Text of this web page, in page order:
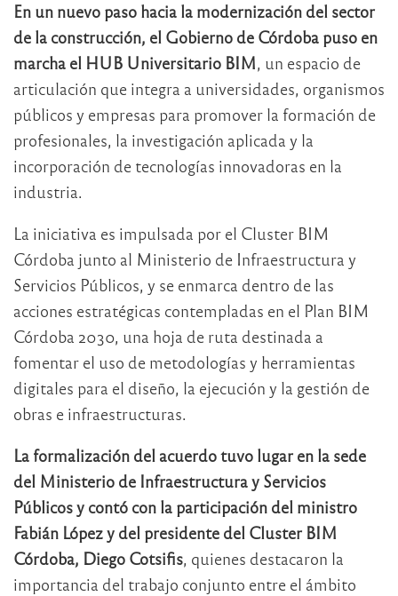
En un nuevo paso hacia la modernización del sector
de la construcción, el Gobierno de Córdoba puso en
marcha el HUB Universitario BIM, un espacio de
articulación que integra a universidades, organismos
públicos y empresas para promover la formación de
profesionales, la investigación aplicada y la
incorporación de tecnologías innovadoras en la
industria.
La iniciativa es impulsada por el Cluster BIM
Córdoba junto al Ministerio de Infraestructura y
Servicios Públicos, y se enmarca dentro de las
acciones estratégicas contempladas en el Plan BIM
Córdoba 2030, una hoja de ruta destinada a
fomentar el uso de metodologías y herramientas
digitales para el diseño, la ejecución y la gestión de
obras e infraestructuras.
La formalización del acuerdo tuvo lugar en la sede
del Ministerio de Infraestructura y Servicios
Públicos y contó con la participación del ministro
Fabián López y del presidente del Cluster BIM
Córdoba, Diego Cotsifis, quienes destacaron la
importancia del trabajo conjunto entre el ámbito